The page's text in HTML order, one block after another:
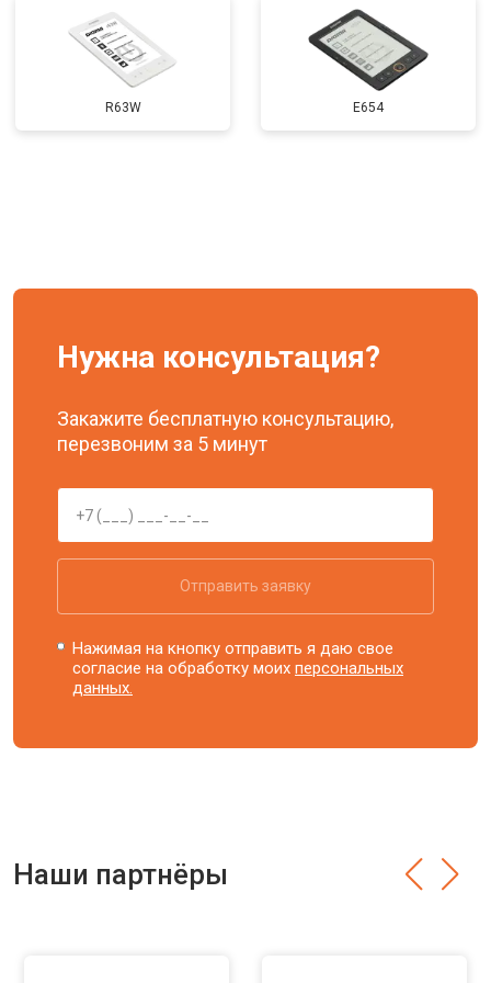
Замена задней крышки от 650 ₽ Заказать
R63W E654
Нужна консультация?
Закажите бесплатную консультацию,
перезвоним за 5 минут
Отправить заявку
Нажимая на кнопку отправить я даю свое
согласие на обработку моихперсональных
данных.
Наши партнёры